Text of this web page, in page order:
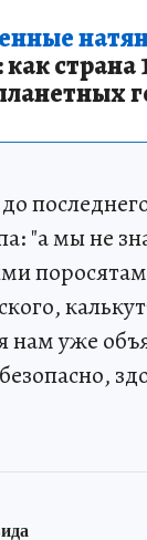
страна
"а мы не
уже